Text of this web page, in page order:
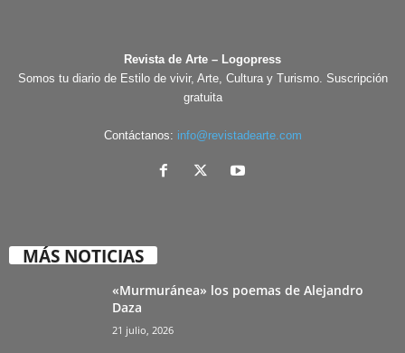
Revista de Arte – Logopress
Somos tu diario de Estilo de vivir, Arte, Cultura y Turismo. Suscripción
gratuita
Contáctanos: info@revistadearte.com
MÁS NOTICIAS
«Murmuránea» los poemas de Alejandro
Daza
21 julio, 2026